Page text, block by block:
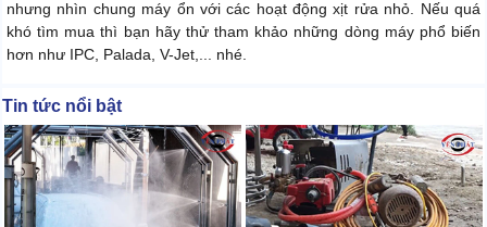
nhưng nhìn chung máy ổn với các hoạt động xịt rửa nhỏ. Nếu quá
khó tìm mua thì bạn hãy thử tham khảo những dòng máy phổ biến
hơn như IPC, Palada, V-Jet,... nhé.
Tin tức nổi bật